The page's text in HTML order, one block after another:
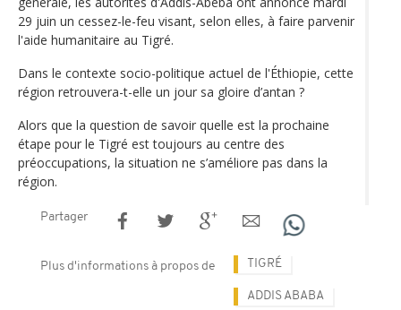
29 juin un cessez-le-feu visant, selon elles, à faire parvenir
l'aide humanitaire au Tigré.
Dans le contexte socio-politique actuel de l'Éthiopie, cette
région retrouvera-t-elle un jour sa gloire d’antan ?
Alors que la question de savoir quelle est la prochaine
étape pour le Tigré est toujours au centre des
préoccupations, la situation ne s’améliore pas dans la
région.
Partager
Plus d'informations à propos de TIGRÉ
ADDIS ABABA